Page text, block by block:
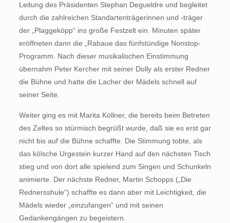
Leitung des Präsidenten Stephan Degueldre und begleitet
durch die zahlreichen Standartenträgerinnen und -träger
der „Plaggeköpp“ ins große Festzelt ein. Minuten später
eröffneten dann die „Rabaue das fünfstündige Nonstop-
Programm. Nach dieser musikalischen Einstimmung
übernahm Peter Kercher mit seiner Dolly als erster Redner
die Bühne und hatte die Lacher der Mädels schnell auf
seiner Seite.
Weiter ging es mit Marita Köllner, die bereits beim Betreten
des Zeltes so stürmisch begrüßt wurde, daß sie es erst gar
nicht bis auf die Bühne schaffte. Die Stimmung tobte, als
das kölsche Urgestein kurzer Hand auf den nächsten Tisch
stieg und von dort alle spielend zum Singen und Schunkeln
animierte. Der nächste Redner, Martin Schopps („Die
Rednersshule“) schaffte es dann aber mit Leichtigkeit, die
Mädels wieder „einzufangen“ und mit seinen
Gedankengängen zu begeistern.